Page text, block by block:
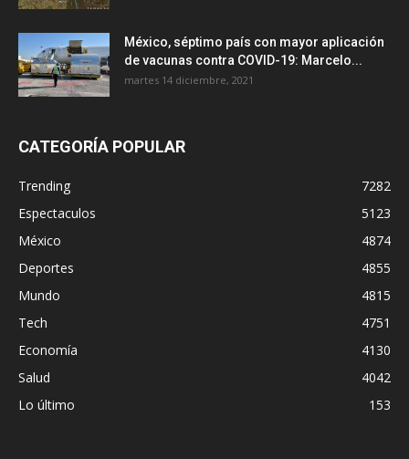
México, séptimo país con mayor aplicación
de vacunas contra COVID-19: Marcelo...
martes 14 diciembre, 2021
CATEGORÍA POPULAR
Trending
7282
Espectaculos
5123
México
4874
Deportes
4855
Mundo
4815
Tech
4751
Economía
4130
Salud
4042
Lo último
153